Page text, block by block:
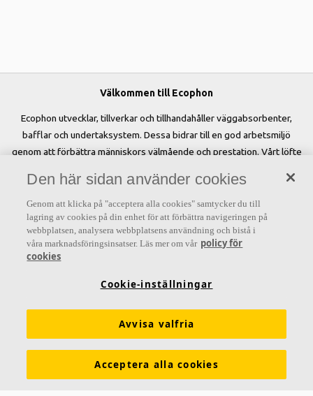
Välkommen till Ecophon
Ecophon utvecklar, tillverkar och tillhandahåller väggabsorbenter,
bafflar och undertaksystem. Dessa bidrar till en god arbetsmiljö
genom att förbättra människors välmående och prestation. Vårt löfte
Letar du efter?
Kulörer och ytskikt Funktionskrav Mängdkalkylator
Prislistor Broschyrer The Lab Virtual Reality
Nyhetsrum
Den här sidan använder cookies
Genom att klicka på "acceptera alla cookies" samtycker du till
lagring av cookies på din enhet för att förbättra navigeringen på
webbplatsen, analysera webbplatsens användning och bistå i
våra marknadsföringsinsatser. Läs mer om vår policy för
cookies
Cookie-inställningar
Avvisa valfria
Acceptera alla cookies